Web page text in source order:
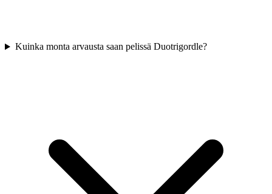
Kuinka monta arvausta saan pelissä Duotrigordle?